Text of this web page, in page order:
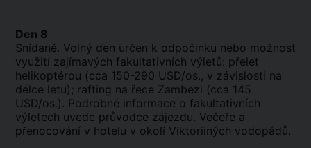
Den 8
Snídaně. Volný den určen k odpočinku nebo možnost
využití zajímavých fakultativních výletů: přelet
helikoptérou (cca 150-290 USD/os., v závislosti na
délce letu); rafting na řece Zambezi (cca 145
USD/os.). Podrobné informace o fakultativních
výletech uvede průvodce zájezdu. Večeře a
přenocování v hotelu v okolí Viktoriiných vodopádů.